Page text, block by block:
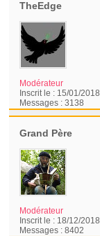
TheEdge
Modérateur
Inscrit le : 15/01/2018
Messages :3138
Grand Père
Modérateur
Inscrit le : 18/12/2018
Messages :8402